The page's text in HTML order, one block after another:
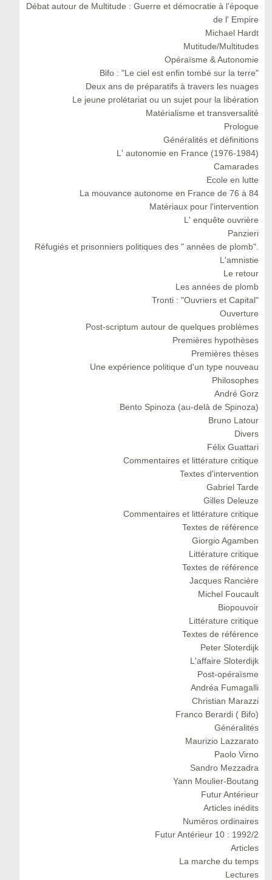
Débat autour de Multitude : Guerre et démocratie à l'époque
de l' Empire
Michael Hardt
Mutitude/Multitudes
Opéraïsme & Autonomie
Bifo : "Le ciel est enfin tombé sur la terre"
Deux ans de préparatifs à travers les nuages
Le jeune prolétariat ou un sujet pour la libération
Matérialisme et transversalité
Prologue
Généralités et définitions
L' autonomie en France (1976-1984)
Camarades
Ecole en lutte
La mouvance autonome en France de 76 à 84
Matériaux pour l'intervention
L' enquête ouvrière
Panzieri
Réfugiés et prisonniers politiques des " années de plomb".
L'amnistie
Le retour
Les années de plomb
Tronti : "Ouvriers et Capital"
Ouverture
Post-scriptum autour de quelques problèmes
Premières hypothèses
Premières thèses
Une expérience politique d'un type nouveau
Philosophes
André Gorz
Bento Spinoza (au-delà de Spinoza)
Bruno Latour
Divers
Félix Guattari
Commentaires et littérature critique
Textes d'intervention
Gabriel Tarde
Gilles Deleuze
Commentaires et littérature critique
Textes de référence
Giorgio Agamben
Littérature critique
Textes de référence
Jacques Rancière
Michel Foucault
Biopouvoir
Littérature critique
Textes de référence
Peter Sloterdijk
L'affaire Sloterdijk
Post-opéraïsme
Andréa Fumagalli
Christian Marazzi
Franco Berardi ( Bifo)
Généralités
Maurizio Lazzarato
Paolo Virno
Sandro Mezzadra
Yann Moulier-Boutang
Futur Antérieur
Articles inédits
Numéros ordinaires
Futur Antérieur 10 : 1992/2
Articles
La marche du temps
Lectures